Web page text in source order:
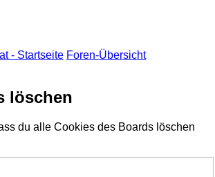
- Startseite Foren-Übersicht
löschen
du alle Cookies des Boards löschen